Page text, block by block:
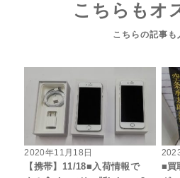
こちらもオ
2020年11月18日
【携帯】11/18■入荷情報で
■買